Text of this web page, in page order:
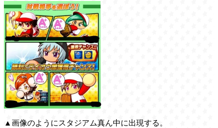
▲画像のようにスタジアム真ん中に出現する。